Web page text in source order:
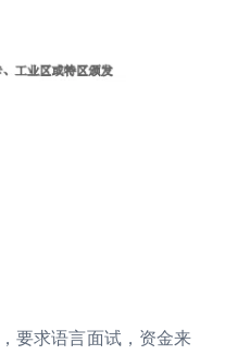
要求语言面试，资金来